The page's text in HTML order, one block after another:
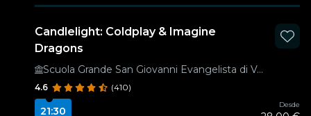
Candlelight: Coldplay & Imagine
Dragons
Scuola Grande San Giovanni Evangelista di Venezia
4.6 (410)
21:30
Desde